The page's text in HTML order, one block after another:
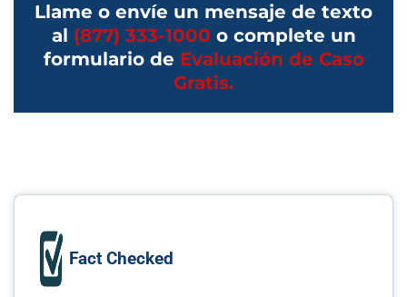
Llame o envíe un mensaje de texto
al (877) 333-1000 o complete un
formulario de Evaluación de Caso
Gratis.
Fact Checked